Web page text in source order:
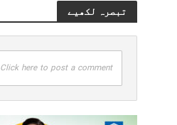
تبصرہ لکھیے
Click here to post a comment